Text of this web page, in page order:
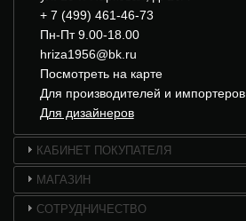
+ 7 (499) 461-46-73
Пн-Пт 9.00-18.00
hriza1956@bk.ru
Посмотреть на карте
Для производителей и импортеров
Для дизайнеров
КАБИНЕТ ПОКУПАТЕЛЯ
МАГАЗИН
СОТРУДНИЧЕСТВО